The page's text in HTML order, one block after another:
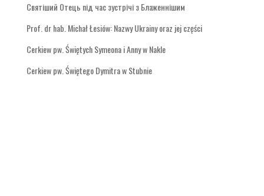
Святіший Отець під час зустрічі з Блаженнішим
Prof. dr hab. Michał Łesiów: Nazwy Ukrainy oraz jej części
Cerkiew pw. Świętych Symeona i Anny w Nakle
Cerkiew pw. Świętego Dymitra w Stubnie